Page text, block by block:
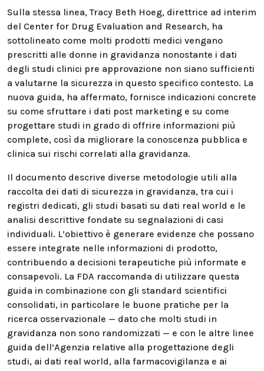
Sulla stessa linea, Tracy Beth Hoeg, direttrice ad interim
del Center for Drug Evaluation and Research, ha
sottolineato come molti prodotti medici vengano
prescritti alle donne in gravidanza nonostante i dati
degli studi clinici pre approvazione non siano sufficienti
a valutarne la sicurezza in questo specifico contesto. La
nuova guida, ha affermato, fornisce indicazioni concrete
su come sfruttare i dati post marketing e su come
progettare studi in grado di offrire informazioni più
complete, così da migliorare la conoscenza pubblica e
clinica sui rischi correlati alla gravidanza.
Il documento descrive diverse metodologie utili alla
raccolta dei dati di sicurezza in gravidanza, tra cui i
registri dedicati, gli studi basati su dati real world e le
analisi descrittive fondate su segnalazioni di casi
individuali. L’obiettivo è generare evidenze che possano
essere integrate nelle informazioni di prodotto,
contribuendo a decisioni terapeutiche più informate e
consapevoli. La FDA raccomanda di utilizzare questa
guida in combinazione con gli standard scientifici
consolidati, in particolare le buone pratiche per la
ricerca osservazionale — dato che molti studi in
gravidanza non sono randomizzati — e con le altre linee
guida dell’Agenzia relative alla progettazione degli
studi, ai dati real world, alla farmacovigilanza e ai